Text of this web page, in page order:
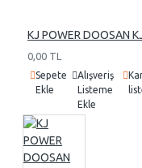
KJ POWER DOOSAN
0,00 TL
Sepete
Ekle
Alışveriş
Listeme
Ekle